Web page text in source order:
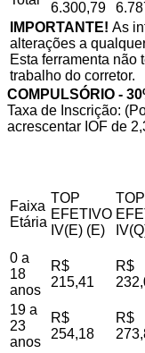
6.300,79
IMPORTANTE! As
alterações a
Esta ferramenta não
trabalho do corretor.
COMPULSÓRIO -
Taxa de Inscrição:
acrescentar IOF de
Faixa
Etária
TOP
EFETIVO
IV(E) (E)
TOP
0 a
18
anos
R$
215,41
R$
19 a
23
anos
R$
254,18
R$